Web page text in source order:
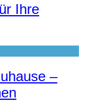
Ihre
–